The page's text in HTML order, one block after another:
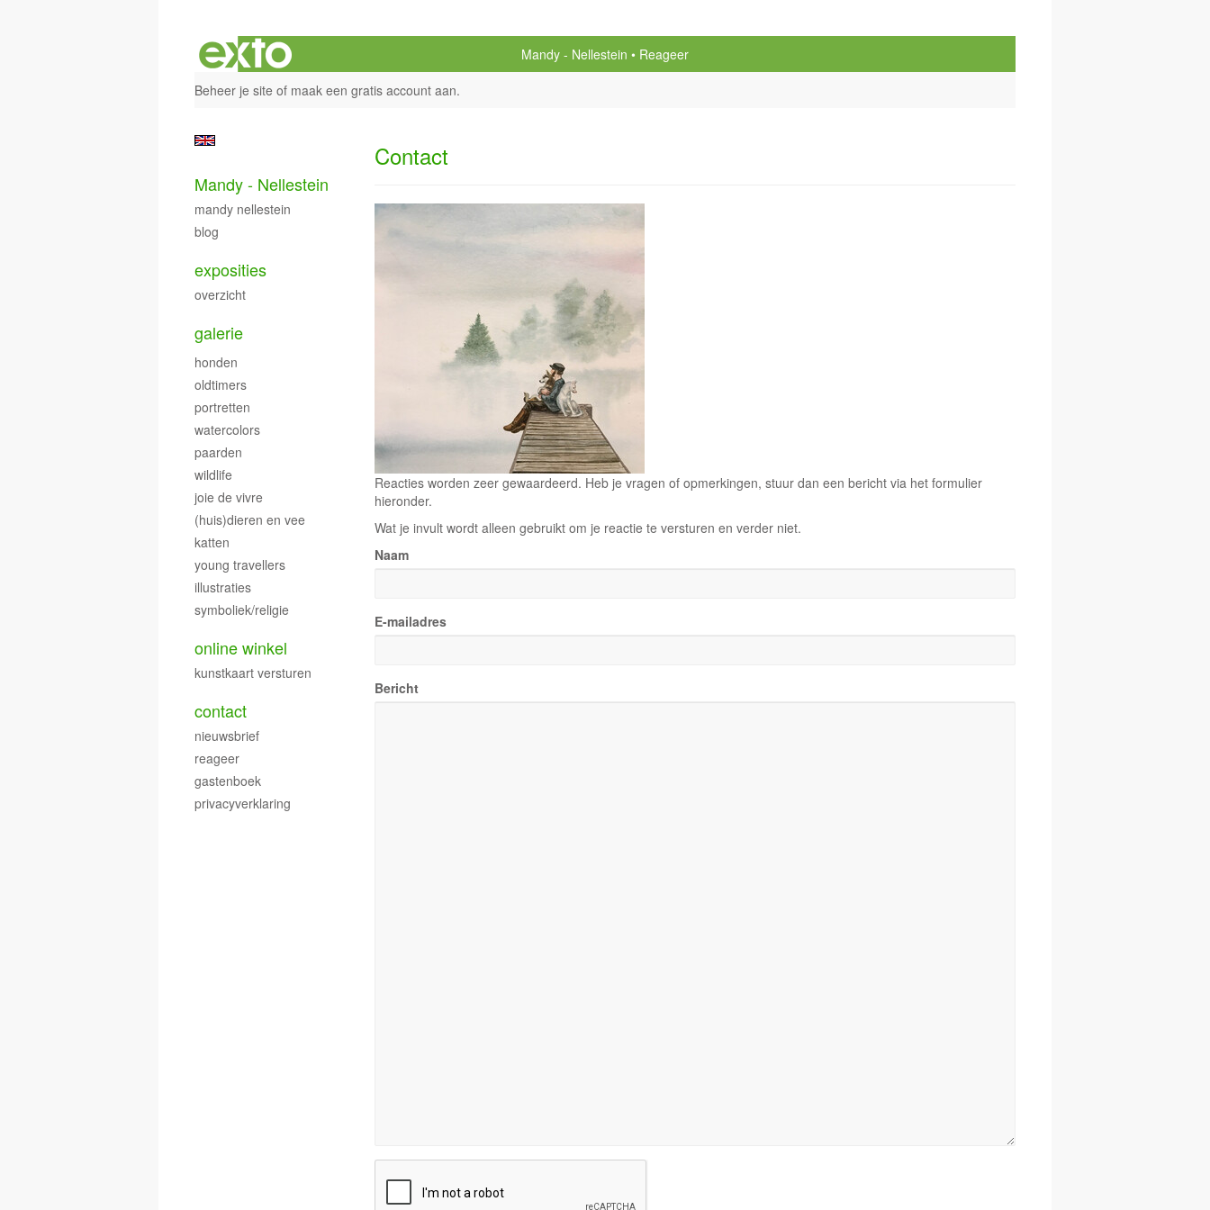
Mandy - Nellestein
Reageer
Beheer je site of maak een gratis account aan.
Contact
Reacties worden zeer gewaardeerd. Heb je vragen of opmerkingen, stuur dan een bericht via het formulier
hieronder.
Wat je invult wordt alleen gebruikt om je reactie te versturen en verder niet.
Naam
E-mailadres
Bericht
Mandy - Nellestein
mandy nellestein
blog
exposities
overzicht
galerie
honden
oldtimers
portretten
watercolors
paarden
wildlife
joie de vivre
(huis)dieren en vee
katten
young travellers
illustraties
symboliek/religie
online winkel
kunstkaart versturen
contact
nieuwsbrief
reageer
gastenboek
privacyverklaring